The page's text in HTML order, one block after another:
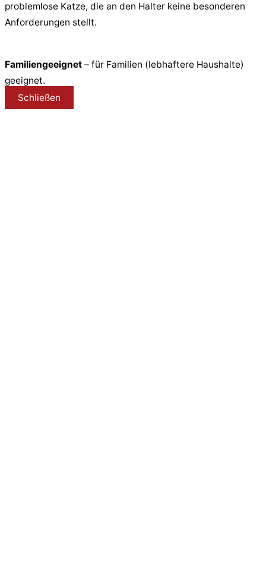
problemlose Katze, die an den Halter keine besonderen
Anforderungen stellt.
Familiengeeignet – für Familien (lebhaftere Haushalte)
geeignet.
Schließen